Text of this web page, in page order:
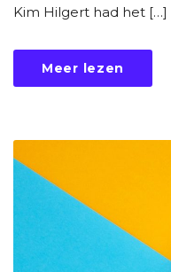
Kim Hilgert had het […]
Meer lezen